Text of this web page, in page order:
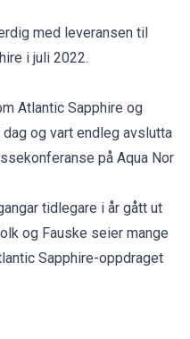
med leveransen til
i juli 2022.
Atlantic Sapphire og
og vart endleg avslutta
på Aqua Nor
tidlegare i år gått ut
og Fauske seier mange
Sapphire-oppdraget